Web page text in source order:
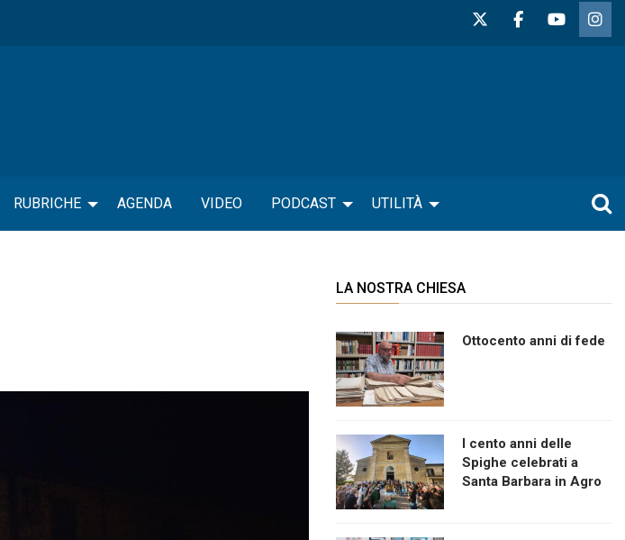
RUBRICHE AGENDA VIDEO PODCAST UTILITÀ
LA NOSTRA CHIESA
Ottocento anni di fede
I cento anni delle
Spighe celebrati a
Santa Barbara in Agro